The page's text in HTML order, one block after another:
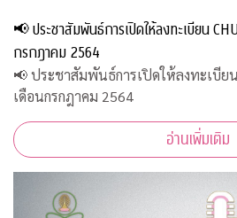
📢 ประชาสัมพันธ์การเปิดให้ลงทะเบียน
กรกฎาคม 2564
📢 ประชาสัมพันธ์การเปิดให้ลงทะเบียน
เดือนกรกฎาคม 2564
อ่านเพิ่มเติม